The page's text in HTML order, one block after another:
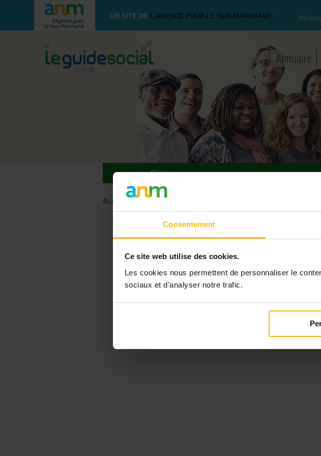
Consentement
Ce site web utilise des cookies.
Les cookies nous permettent de personnaliser le
sociaux et d'analyser notre trafic.
UN SITE DE L'AGENCE POUR LE NON-MARCHAND
Annuaire
Règles
Accueil > Forum